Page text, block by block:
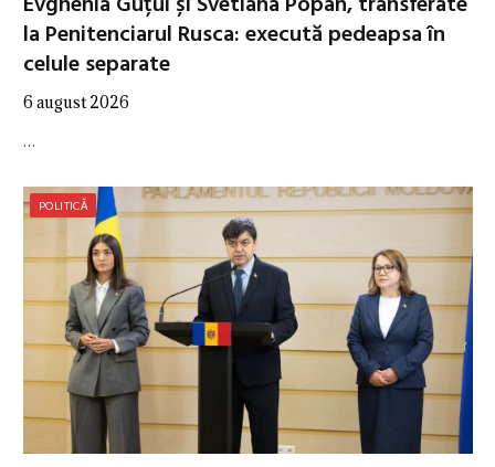
la Penitenciarul Rusca: execută pedeapsa în
celule separate
6 august 2026
…
POLITICĂ